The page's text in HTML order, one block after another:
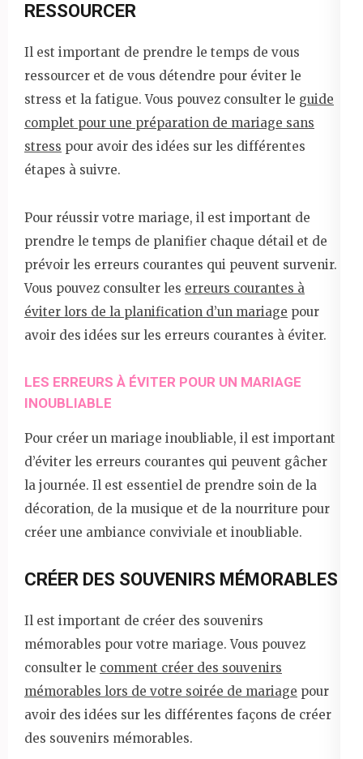
RESSOURCER
Il est important de prendre le temps de vous
ressourcer et de vous détendre pour éviter le
stress et la fatigue. Vous pouvez consulter le guide
complet pour une préparation de mariage sans
stress pour avoir des idées sur les différentes
étapes à suivre.
Pour réussir votre mariage, il est important de
prendre le temps de planifier chaque détail et de
prévoir les erreurs courantes qui peuvent survenir.
Vous pouvez consulter les erreurs courantes à
éviter lors de la planification d’un mariage pour
avoir des idées sur les erreurs courantes à éviter.
LES ERREURS À ÉVITER POUR UN MARIAGE
INOUBLIABLE
Pour créer un mariage inoubliable, il est important
d’éviter les erreurs courantes qui peuvent gâcher
la journée. Il est essentiel de prendre soin de la
décoration, de la musique et de la nourriture pour
créer une ambiance conviviale et inoubliable.
CRÉER DES SOUVENIRS MÉMORABLES
Il est important de créer des souvenirs
mémorables pour votre mariage. Vous pouvez
consulter le comment créer des souvenirs
mémorables lors de votre soirée de mariage pour
avoir des idées sur les différentes façons de créer
des souvenirs mémorables.